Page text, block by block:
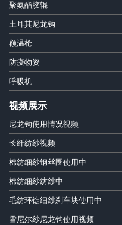
聚氨酯胶辊
土耳其尼龙钩
额温枪
防疫物资
呼吸机
视频展示
尼龙钩使用情况视频
长纤纺纱视频
棉纺细纱钢丝圈使用中
棉纺细纱纺纱中
毛纺环锭细纱刹车块使用中
雪尼尔纱尼龙钩使用视频